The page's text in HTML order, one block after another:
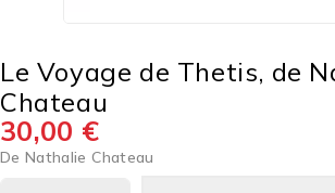
Le Voyage de Thetis, de
Chateau
30,00 €
De Nathalie Chateau